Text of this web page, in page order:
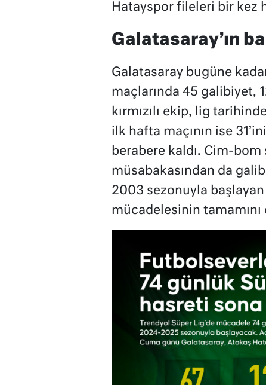
Hatayspor fileleri bir kez
Galatasaray’ın
Galatasaray bugüne
maçlarında 45 galibiyet,
kırmızılı ekip, lig
ilk hafta maçının ise
berabere kaldı. Cim-bom
müsabakasından da
2003 sezonuyla başlayan
mücadelesinin